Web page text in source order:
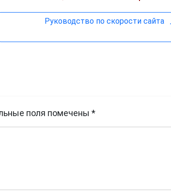
Руководство по скорости сайта
поля помечены *